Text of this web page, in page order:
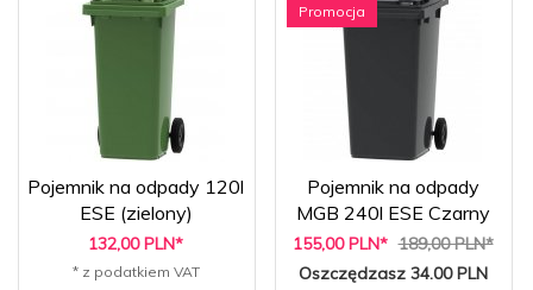
Pojemnik na odpady 120l
ESE (zielony)
132,00 PLN*
* z podatkiem VAT
Promocja
Pojemnik na odpady
MGB 240l ESE Czarny
155,00 PLN* 189,00 PLN*
Oszczędzasz 34.00 PLN